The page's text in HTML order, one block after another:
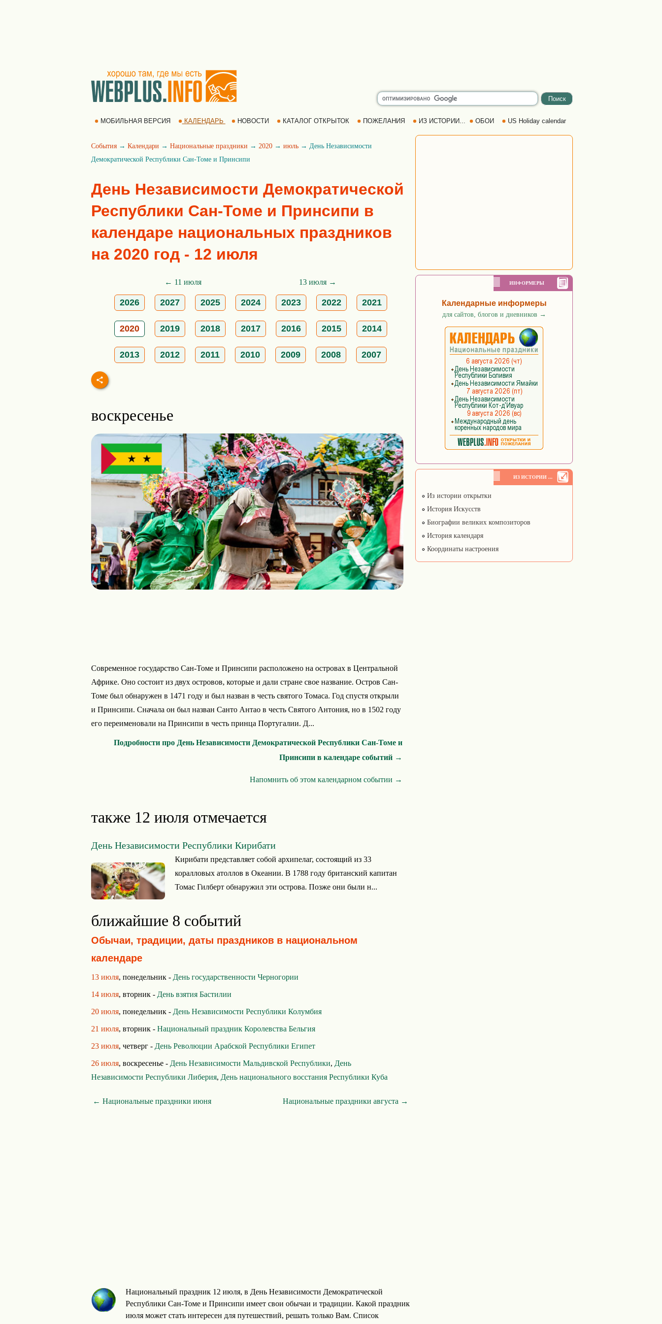
МОБИЛЬНАЯ ВЕРСИЯ КАЛЕНДАРЬ НОВОСТИ КАТАЛОГ ОТКРЫТОК ПОЖЕЛАНИЯ ИЗ ИСТОРИИ... ОБОИ US Holiday calendar
События → Календари → Национальные праздники → 2020 → июль → День Независимости
Демократической Республики Сан-Томе и Принсипи
День Независимости Демократической
Республики Сан-Томе и Принсипи в
календаре национальных праздников
на 2020 год - 12 июля
← 11 июля 13 июля →
2026 2027 2025 2024 2023 2022 2021
2020 2019 2018 2017 2016 2015 2014
2013 2012 2011 2010 2009 2008 2007
воскресенье
Современное государство Сан-Томе и Принсипи расположено на островах в Центральной
Африке. Оно состоит из двух островов, которые и дали стране свое название. Остров Сан-
Томе был обнаружен в 1471 году и был назван в честь святого Томаса. Год спустя открыли
и Принсипи. Сначала он был назван Санто Антао в честь Святого Антония, но в 1502 году
его переименовали на Принсипи в честь принца Португалии. Д...
Подробности про День Независимости Демократической Республики Сан-Томе и
Принсипи в календаре событий →
Напомнить об этом календарном событии →
также 12 июля отмечается
День Независимости Республики Кирибати
Кирибати представляет собой архипелаг, состоящий из 33
коралловых атоллов в Океании. В 1788 году британский капитан
Томас Гилберт обнаружил эти острова. Позже они были н...
ближайшие 8 событий
Обычаи, традиции, даты праздников в национальном
календаре
13 июля, понедельник - День государственности Черногории
14 июля, вторник - День взятия Бастилии
20 июля, понедельник - День Независимости Республики Колумбия
21 июля, вторник - Национальный праздник Королевства Бельгия
23 июля, четверг - День Революции Арабской Республики Египет
26 июля, воскресенье - День Независимости Мальдивской Республики, День
Независимости Республики Либерия, День национального восстания Республики Куба
← Национальные праздники июня Национальные праздники августа →
Национальный праздник 12 июля, в День Независимости Демократической
Республики Сан-Томе и Принсипи имеет свои обычаи и традиции. Какой праздник
июля может стать интересен для путешествий, решать только Вам. Список
ИНФОРМЕРЫ
Календарные информеры
для сайтов, блогов и дневников →
ИЗ ИСТОРИИ ...
Из истории открытки
История Искусств
Биографии великих композиторов
История календаря
Координаты настроения